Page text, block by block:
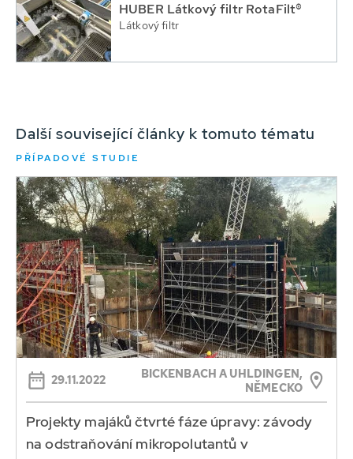
HUBER Látkový filtr RotaFilt®
Látkový filtr
Další související články k tomuto tématu
PŘÍPADOVÉ STUDIE
29.11.2022
BICKENBACH A UHLDINGEN,
NĚMECKO
Projekty majáků čtvrté fáze úpravy: závody
na odstraňování mikropolutantů v